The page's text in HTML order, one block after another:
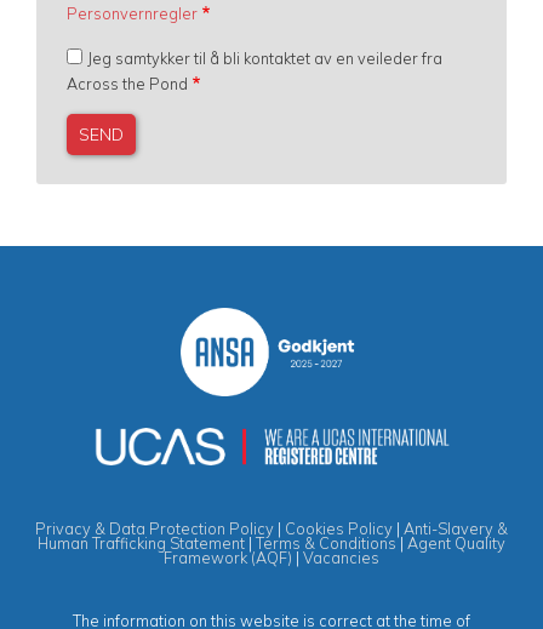
Personvernregler
Jeg samtykker til å bli kontaktet av en veileder fra
Across the Pond
Privacy & Data Protection Policy | Cookies Policy | Anti-Slavery &
Human Trafficking Statement | Terms & Conditions| Agent Quality
Framework (AQF) | Vacancies
The information on this website is correct at the time of